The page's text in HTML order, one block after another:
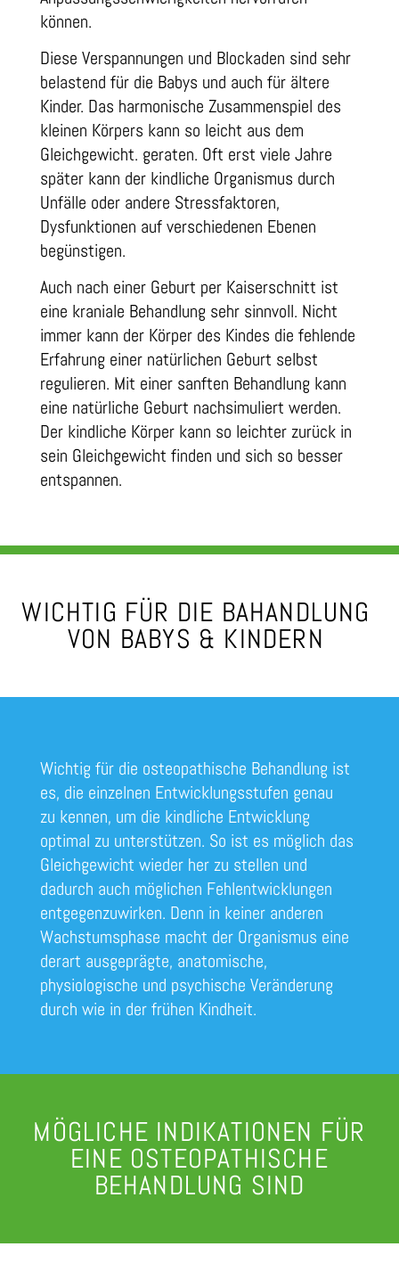
können.
Diese Verspannungen und Blockaden sind sehr
belastend für die Babys und auch für ältere
Kinder. Das harmonische Zusammenspiel des
kleinen Körpers kann so leicht aus dem
Gleichgewicht. geraten. Oft erst viele Jahre
später kann der kindliche Organismus durch
Unfälle oder andere Stressfaktoren,
Dysfunktionen auf verschiedenen Ebenen
begünstigen.
Auch nach einer Geburt per Kaiserschnitt ist
eine kraniale Behandlung sehr sinnvoll. Nicht
immer kann der Körper des Kindes die fehlende
Erfahrung einer natürlichen Geburt selbst
regulieren. Mit einer sanften Behandlung kann
eine natürliche Geburt nachsimuliert werden.
Der kindliche Körper kann so leichter zurück in
sein Gleichgewicht finden und sich so besser
entspannen.
WICHTIG FÜR DIE BAHANDLUNG
VON BABYS & KINDERN
Wichtig für die osteopathische Behandlung ist
es, die einzelnen Entwicklungsstufen genau
zu kennen, um die kindliche Entwicklung
optimal zu unterstützen. So ist es möglich das
Gleichgewicht wieder her zu stellen und
dadurch auch möglichen Fehlentwicklungen
entgegenzuwirken. Denn in keiner anderen
Wachstumsphase macht der Organismus eine
derart ausgeprägte, anatomische,
physiologische und psychische Veränderung
durch wie in der frühen Kindheit.
MÖGLICHE INDIKATIONEN FÜR
EINE OSTEOPATHISCHE
BEHANDLUNG SIND